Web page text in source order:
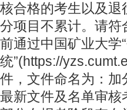
核合格的考生以及
分项目不累计。请
前通过中国矿业大学
统”(https://
件，文件命名为：
最新文件及名单审